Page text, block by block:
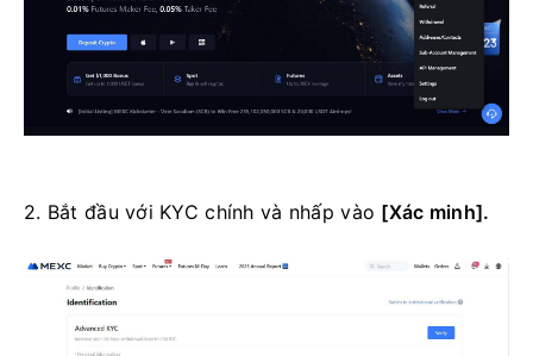
2. Bắt đầu với KYC chính và nhấp vào [Xác minh].